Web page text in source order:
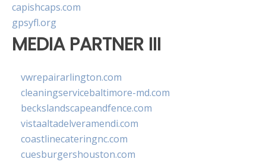
capishcaps.com
gpsyfl.org
MEDIA PARTNER III
vwrepairarlington.com
cleaningservicebaltimore-md.com
beckslandscapeandfence.com
vistaaltadelveramendi.com
coastlinecateringnc.com
cuesburgershouston.com